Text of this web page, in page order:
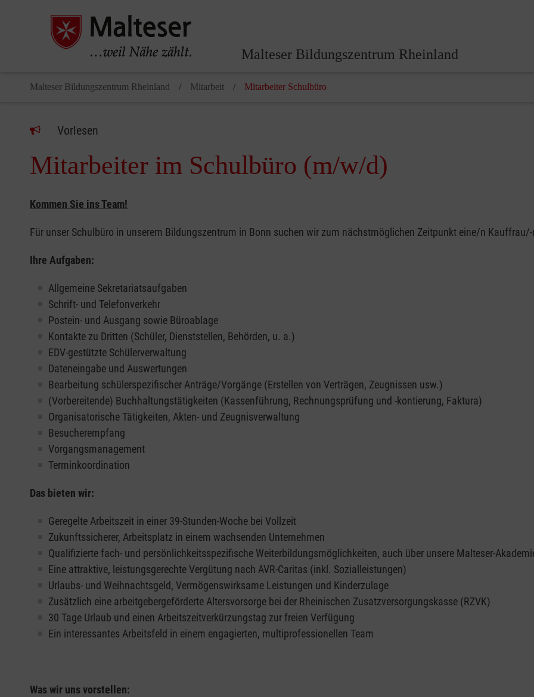
Malteser Bildungszentrum Rheinland
Malteser Bildungszentrum Rheinland Mitarbeit Mitarbeiter Schulbüro
Vorlesen
Mitarbeiter im Schulbüro (m/w/d)
Kommen Sie ins Team!
Für unser Schulbüro in unserem Bildungszentrum in Bonn suchen wir zum nächstmöglichen Zeitpunkt eine/n
Ihre Aufgaben:
Allgemeine Sekretariatsaufgaben
Schrift- und Telefonverkehr
Postein- und Ausgang sowie Büroablage
Kontakte zu Dritten (Schüler, Dienststellen, Behörden, u. a.)
EDV-gestützte Schülerverwaltung
Dateneingabe und Auswertungen
Bearbeitung schülerspezifischer Anträge/Vorgänge (Erstellen von Verträgen, Zeugnissen usw.)
(Vorbereitende) Buchhaltungstätigkeiten (Kassenführung, Rechnungsprüfung und -kontierung, Faktura)
Organisatorische Tätigkeiten, Akten- und Zeugnisverwaltung
Besucherempfang
Vorgangsmanagement
Terminkoordination
Das bieten wir:
Geregelte Arbeitszeit in einer 39-Stunden-Woche bei Vollzeit
Zukunftssicherer, Arbeitsplatz in einem wachsenden Unternehmen
Qualifizierte fach- und persönlichkeitsspezifische Weiterbildungsmöglichkeiten, auch über unsere Malteser-
Eine attraktive, leistungsgerechte Vergütung nach AVR-Caritas (inkl. Sozialleistungen)
Urlaubs- und Weihnachtsgeld, Vermögenswirksame Leistungen und Kinderzulage
Zusätzlich eine arbeitgebergeförderte Altersvorsorge bei der Rheinischen Zusatzversorgungskasse (RZVK)
30 Tage Urlaub und einen Arbeitszeitverkürzungstag zur freien Verfügung
Ein interessantes Arbeitsfeld in einem engagierten, multiprofessionellen Team
Was wir uns vorstellen: